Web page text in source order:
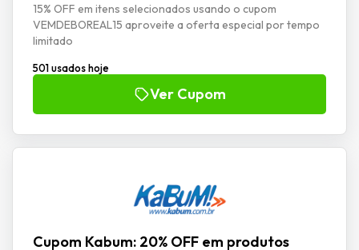
15% OFF em itens selecionados usando o cupom
VEMDEBOREAL15 aproveite a oferta especial por tempo
limitado
501 usados hoje
Ver Cupom
Cupom Kabum: 20% OFF em produtos